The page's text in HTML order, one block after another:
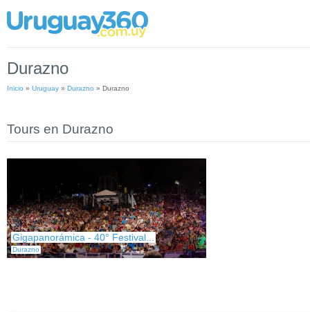
Durazno
Inicio » Uruguay » Durazno » Durazno
Tours en Durazno
Gigapanorámica - 40° Festival...
Durazno